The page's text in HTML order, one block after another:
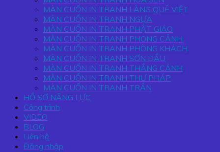
MÀN CUỐN IN TRANH LÀNG QUÊ VIỆT
MÀN CUỐN IN TRANH NGỰA
MÀN CUỐN IN TRANH PHẬT GIÁO
MÀN CUỐN IN TRANH PHONG CẢNH
MÀN CUỐN IN TRANH PHÒNG KHÁCH
MÀN CUỐN IN TRANH SƠN DẦU
MÀN CUỐN IN TRANH THẮNG CẢNH
MÀN CUỐN IN TRANH THƯ PHÁP
MÀN CUỐN IN TRANH TRẦN
HỒ SƠ NĂNG LỰC
Công trình
VIDEO
BLOG
Liên hệ
Đăng nhập